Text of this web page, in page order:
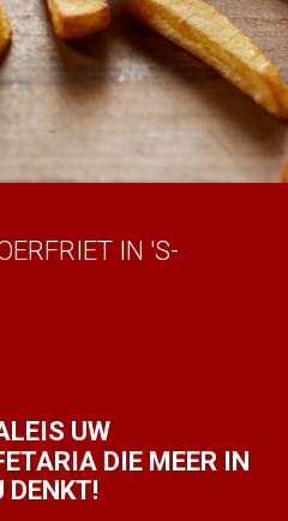
IN 'S-
UW
DIE MEER IN
DENKT!